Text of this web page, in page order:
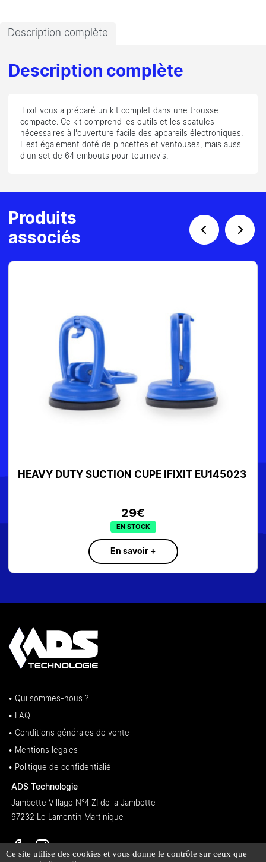
Description complète
Description complète
iFixit vous a préparé un kit complet dans une trousse
compacte. Ce kit comprend les outils et les spatules
nécessaires à l'ouverture facile des appareils électroniques.
Il est également doté de pincettes et ventouses, mais aussi
d'un set de 64 embouts pour tournevis.
Produits
associés
HEAVY DUTY SUCTION CUPE IFIXIT EU145023
29€
EN STOCK
En savoir +
• Qui sommes-nous ?
• FAQ
• Conditions générales de vente
• Mentions légales
• Politique de confidentialié
ADS Technologie
Jambette Village N°4 ZI de la Jambette
97232 Le Lamentin Martinique
Ce site utilise des cookies et vous donne le contrôle sur ceux que